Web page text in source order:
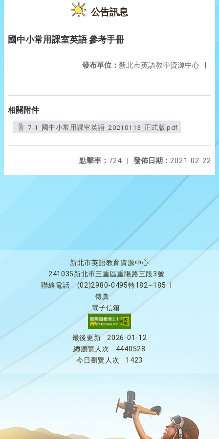
公告訊息
國中小常用課室英語 參考手冊
發布單位： 新北市英語教學資源中心 |
相關附件
7-1_國中小常用課室英語_20210113_正式版.pdf
發佈日期： 2021-02-22
點擊率： 724 |
新北市英語教育資源中心
241035新北市三重區重陽路三段3號
聯絡電話
(02)2980-0495轉182~185
傳真
電子信箱
最後更新
2026-01-12
總瀏覽人次
4440528
今日瀏覽人次
1423